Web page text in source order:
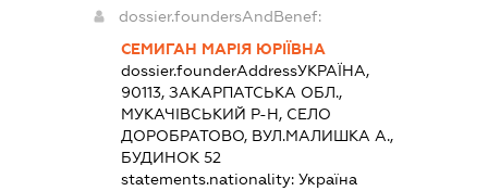
dossier.foundersAndBenef:
СЕМИГАН МАРІЯ ЮРІЇВНА
dossier.founderAddressУКРАЇНА,
90113, ЗАКАРПАТСЬКА ОБЛ.,
МУКАЧІВСЬКИЙ Р-Н, СЕЛО
ДОРОБРАТОВО, ВУЛ.МАЛИШКА А.,
БУДИНОК 52
statements.nationality:Україна